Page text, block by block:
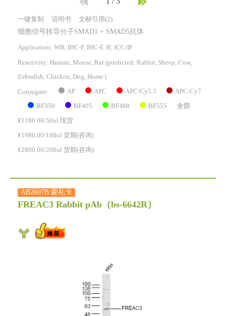
一键复制 说明书 文献引用(2)
细胞信号转导分子SMAD1 + SMAD5抗体
Application: WB, IHC-P, IHC-F, IF, ICC/IF
Reactivity: Human, Mouse, Rat (predicted: Rabbit, Sheep, Cow,
Zebrafish, Chicken, Dog, Horse )
Conjugate: AP APC APC-Cy5.5 APC-Cy7
BF350 BF405 BF488 BF555 全部
¥1180.00/50ul 现货
¥1980.00/100ul 货期(咨询)
¥2800.00/200ul 货期(咨询)
AB2607B 豪礼卡
FREAC3 Rabbit pAb （bs-6642R）